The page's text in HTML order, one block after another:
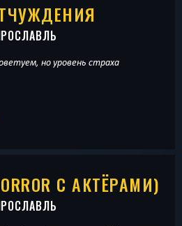
но уровень страха
С АКТЁРАМИ)